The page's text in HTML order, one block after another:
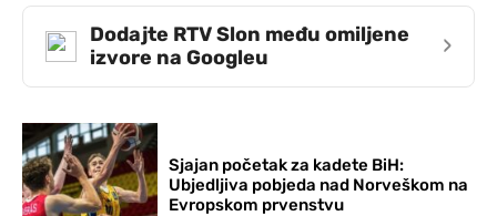
Dodajte RTV Slon među omiljene
izvore na Googleu
›
Sjajan početak za kadete BiH:
Ubjedljiva pobjeda nad Norveškom na
Evropskom prvenstvu